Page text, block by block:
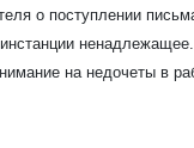
о поступлении
ненадлежащее.
на недочеты в